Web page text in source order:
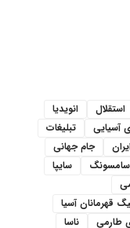
استقلال
انویدیا
آسیایی
تبلیغات
جام جهانی
سامسونگ
سایپا
قهرمانان آسیا
طارمی
ناسا